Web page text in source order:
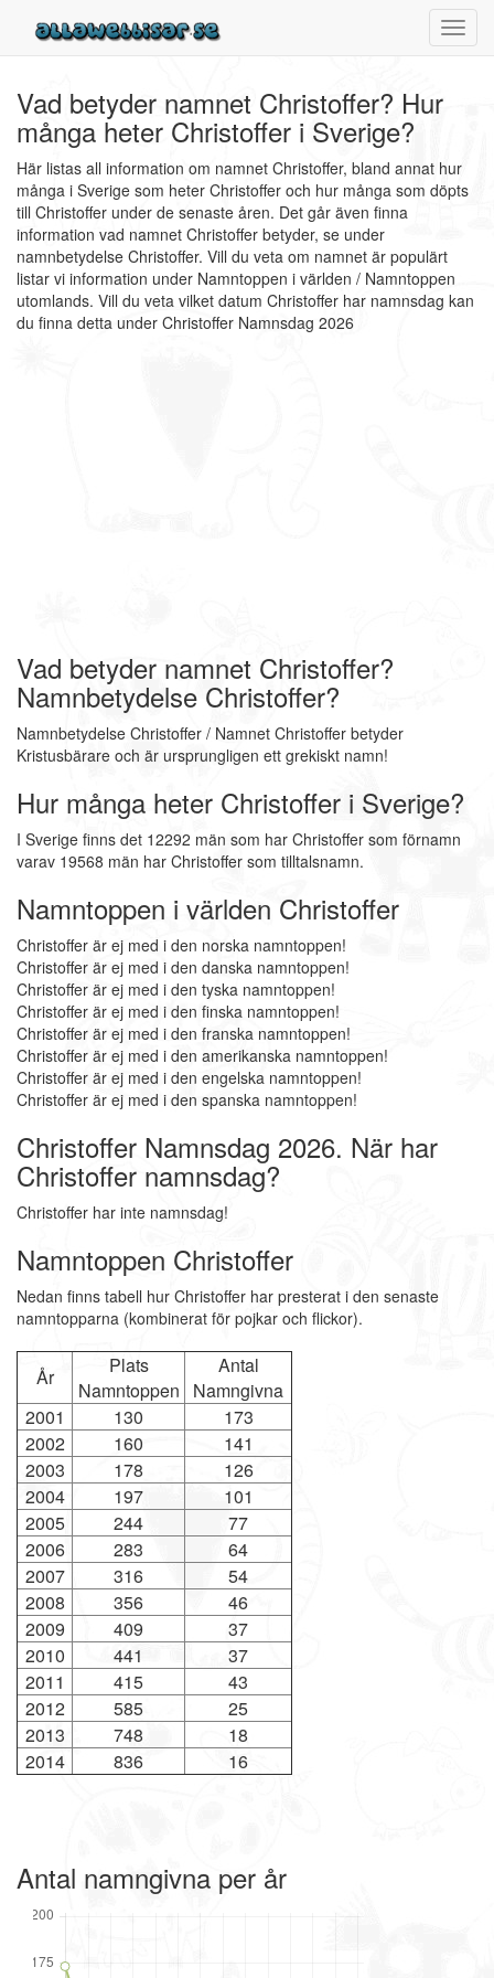
Vad betyder namnet Christoffer? Hur
många heter Christoffer i Sverige?
Här listas all information om namnet Christoffer, bland annat hur
många i Sverige som heter Christoffer och hur många som döpts
till Christoffer under de senaste åren. Det går även finna
information vad namnet Christoffer betyder, se under
namnbetydelse Christoffer. Vill du veta om namnet är populärt
listar vi information under Namntoppen i världen / Namntoppen
utomlands. Vill du veta vilket datum Christoffer har namnsdag kan
du finna detta under Christoffer Namnsdag 2026
Vad betyder namnet Christoffer?
Namnbetydelse Christoffer?
Namnbetydelse Christoffer / Namnet Christoffer betyder
Kristusbärare och är ursprungligen ett grekiskt namn!
Hur många heter Christoffer i Sverige?
I Sverige finns det 12292 män som har Christoffer som förnamn
varav 19568 män har Christoffer som tilltalsnamn.
Namntoppen i världen Christoffer
Christoffer är ej med i den norska namntoppen!
Christoffer är ej med i den danska namntoppen!
Christoffer är ej med i den tyska namntoppen!
Christoffer är ej med i den finska namntoppen!
Christoffer är ej med i den franska namntoppen!
Christoffer är ej med i den amerikanska namntoppen!
Christoffer är ej med i den engelska namntoppen!
Christoffer är ej med i den spanska namntoppen!
Christoffer Namnsdag 2026. När har
Christoffer namnsdag?
Christoffer har inte namnsdag!
Namntoppen Christoffer
Nedan finns tabell hur Christoffer har presterat i den senaste
namntopparna (kombinerat för pojkar och flickor).
År
Plats
Namntoppen
Antal
Namngivna
2001
130
173
2002
160
141
2003
178
126
2004
197
101
2005
244
77
2006
283
64
2007
316
54
2008
356
46
2009
409
37
2010
441
37
2011
415
43
2012
585
25
2013
748
18
2014
836 16
Antal namngivna per år